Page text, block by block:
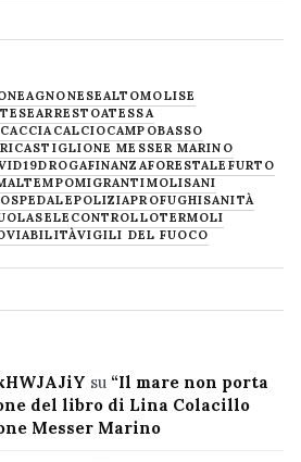
AGNONESEALTOMOLISE
ARRESTOATESSA
CACCIACALCIOCAMPOBASSO
CASTIGLIONE MESSER MARINO
DROGAFINANZAFORESTALE FURTO
MIGRANTIMOLISANI
OSPEDALEPOLIZIAPROFUGHISANITÀ
SELECONTROLLOTERMOLI
VIABILITÀVIGILI DEL FUOCO
su “Il mare non porta
del libro di Lina Colacillo
Messer Marino